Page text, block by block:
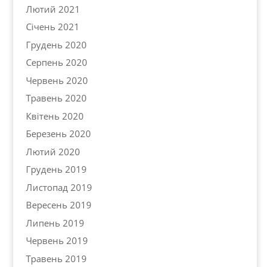
Лютий 2021
Січень 2021
Грудень 2020
Серпень 2020
Червень 2020
Травень 2020
Квітень 2020
Березень 2020
Лютий 2020
Грудень 2019
Листопад 2019
Вересень 2019
Липень 2019
Червень 2019
Травень 2019